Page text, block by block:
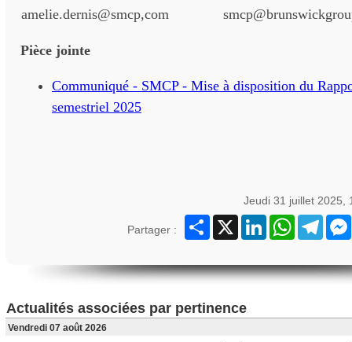
amelie.dernis@smcp,com
Pièce jointe
Communiqué - SMCP - Mise à disposition du
semestriel 2025
Jeudi 31 juillet 2025,
Partager :
Partager
X LinkedInWhatsApp
Actualités associées par pertinence
Vendredi 07 août 2026